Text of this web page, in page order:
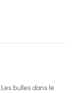
bulles dans le